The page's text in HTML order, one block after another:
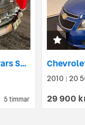
5 timmar
Chevrolet 210 Two-Ten 4-dörrars Sedan, Frän bil
2010 20
29 900